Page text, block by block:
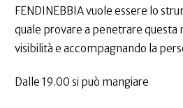
FENDINEBBIA vuole essere lo
quale provare a penetrare questa
visibilità e accompagnando la
Dalle 19.00 si può mangiare